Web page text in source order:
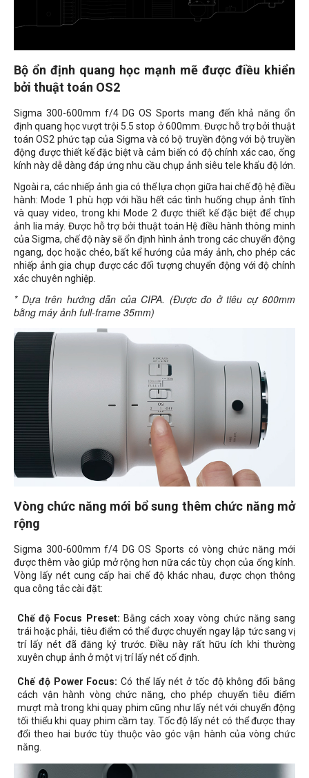
Bộ ổn định quang học mạnh mẽ được điều khiển
bởi thuật toán OS2
Sigma 300-600mm f/4 DG OS Sports mang đến khả năng ổn
định quang học vượt trội 5.5 stop ở 600mm. Được hỗ trợ bởi thuật
toán OS2 phức tạp của Sigma và có bộ truyền động với bộ truyền
động được thiết kế đặc biệt và cảm biến có độ chính xác cao, ống
kính này dễ dàng đáp ứng nhu cầu chụp ảnh siêu tele khẩu độ lớn.
Ngoài ra, các nhiếp ảnh gia có thể lựa chọn giữa hai chế độ hệ điều
hành: Mode 1 phù hợp với hầu hết các tình huống chụp ảnh tĩnh
và quay video, trong khi Mode 2 được thiết kế đặc biệt để chụp
ảnh lia máy. Được hỗ trợ bởi thuật toán Hệ điều hành thông minh
của Sigma, chế độ này sẽ ổn định hình ảnh trong các chuyển động
ngang, dọc hoặc chéo, bất kể hướng của máy ảnh, cho phép các
nhiếp ảnh gia chụp được các đối tượng chuyển động với độ chính
xác chuyên nghiệp.
* Dựa trên hướng dẫn của CIPA. (Được đo ở tiêu cự 600mm
bằng máy ảnh full-frame 35mm)
Vòng chức năng mới bổ sung thêm chức năng mở
rộng
Sigma 300-600mm f/4 DG OS Sports có vòng chức năng mới
được thêm vào giúp mở rộng hơn nữa các tùy chọn của ống kính.
Vòng lấy nét cung cấp hai chế độ khác nhau, được chọn thông
qua công tắc cài đặt:
Chế độ Focus Preset: Bằng cách xoay vòng chức năng sang
trái hoặc phải, tiêu điểm có thể được chuyển ngay lập tức sang vị
trí lấy nét đã đăng ký trước. Điều này rất hữu ích khi thường
xuyên chụp ảnh ở một vị trí lấy nét cố định.
Chế độ Power Focus:Có thể lấy nét ở tốc độ không đổi bằng
cách vận hành vòng chức năng, cho phép chuyển tiêu điểm
mượt mà trong khi quay phim cũng như lấy nét với chuyển động
tối thiểu khi quay phim cầm tay. Tốc độ lấy nét có thể được thay
đổi theo hai bước tùy thuộc vào góc vận hành của vòng chức
năng.